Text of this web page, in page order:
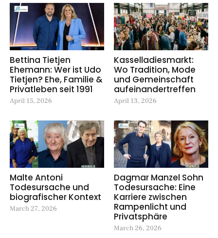
Bettina Tietjen
Ehemann: Wer ist Udo
Tietjen? Ehe, Familie &
Privatleben seit 1991
April 15, 2026
Kasselladiesmarkt:
Wo Tradition, Mode
und Gemeinschaft
aufeinandertreffen
April 13, 2026
Malte Antoni
Todesursache und
biografischer Kontext
March 27, 2026
Dagmar Manzel Sohn
Todesursache: Eine
Karriere zwischen
Rampenlicht und
Privatsphäre
March 26, 2026